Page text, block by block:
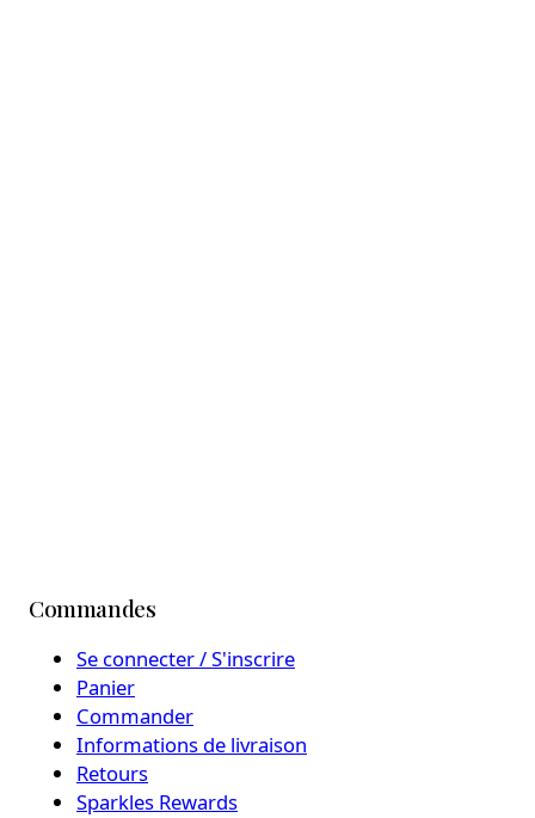
Commandes
Se connecter / S'inscrire
Panier
Commander
Informations de livraison
Retours
Sparkles Rewards